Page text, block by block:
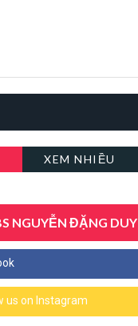
XEM NHIỀU
NGUYỄN ĐẶNG DUY